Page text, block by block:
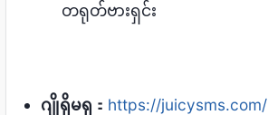
တရုတ်ဗားရှင်း
ဂျိုရိုမရု ： https://juicysms.com/